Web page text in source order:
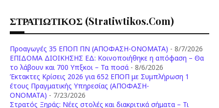
ΣΤΡΑΤΙΩΤΙΚΟΣ (stratiwtikos.com)
Προαγωγές 35 ΕΠΟΠ ΠΝ (ΑΠΟΦΑΣΗ-ΟΝΟΜΑΤΑ) - 8/7/2026
ΕΠΙΔΟΜΑ ΔΙΟΙΚΗΣΗΣ ΕΔ: Κοινοποιήθηκε η απόφαση – Θα
το λάβουν και 700 Υπξκοι – Τα ποσά - 8/6/2026
Έκτακτες Κρίσεις 2026 για 652 ΕΠΟΠ με Συμπλήρωση 1
έτους Πραγματικής Υπηρεσίας (ΑΠΟΦΑΣΗ-
ONOMATA) - 7/23/2026
Στρατός Ξηράς: Νέες στολές και διακριτικά σήματα – Τι